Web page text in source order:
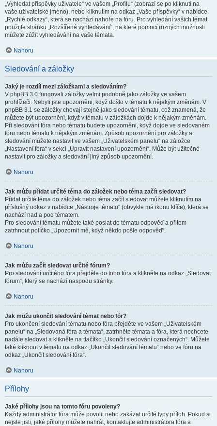
„Vyhledat příspěvky uživatele“ ve vašem „Profilu“ (zobrazí se po kliknutí na
vaše uživatelské jméno), nebo kliknutím na odkaz „Vaše příspěvky“ v nabídce
„Rychlé odkazy“, která se nachází nahoře na fóru. Pro vyhledání vašich témat
použijte stránku „Rozšířené vyhledávání“, na které pomocí různých možnosti
můžete zúžit vyhledávání na vaše témata.
Nahoru
Sledování a záložky
Jaký je rozdíl mezi záložkami a sledováním?
V phpBB 3.0 fungovali záložky velmi podobně jako záložky ve vašem
prohlížeči. Nebyli jste upozorněni, když došlo v tématu k nějakým změnám. V
phpBB 3.1 se záložky chovají stejně jako sledování tématu, což znamená, že
můžete být upozorněni, když v tématu v záložkách dojde k nějakým změnám.
Při sledování fóra nebo tématu budete upozorněni, když dojde ve sledovaném
fóru nebo tématu k nějakým změnám. Způsob upozornění pro záložky a
sledování můžete nastavit ve vašem „Uživatelském panelu“ na záložce
„Nastavení fóra“ v sekci „Upravit nastavení upozornění“. Může být užitečné
nastavit pro záložky a sledování jiný způsob upozornění.
Nahoru
Jak můžu přidat určité téma do záložek nebo téma začít sledovat?
Přidat určité téma do záložek nebo téma začít sledovat můžete kliknutím na
příslušný odkaz v nabídce „Nástroje tématu“ (obvykle má ikonu klíče), která se
nachází nad a pod tématem.
Pro sledování tématu můžete také poslat do tématu odpověď a přitom
zatrhnout políčko „Upozornit mě, když někdo pošle odpověď“.
Nahoru
Jak můžu začít sledovat určité fórum?
Pro sledování určitého fóra přejděte do toho fóra a klikněte na odkaz „Sledovat
fórum“, který se nachází naspodu stránky.
Nahoru
Jak můžu ukončit sledování témat nebo fór?
Pro ukončení sledování tématu nebo fóra přejděte ve vašem „Uživatelském
panelu“ na „Sledovaná fóra a témata“, zatrhněte témata a fóra, která nechcete
nadále sledovat a klikněte na tlačítko „Ukončit sledování označených“. Můžete
také kliknout v tématu na odkaz „Ukončit sledování tématu“ nebo ve fóru na
odkaz „Ukončit sledování fóra“.
Nahoru
Přílohy
Jaké přílohy jsou na tomto fóru povoleny?
Každý administrátor fóra může povolit nebo zakázat určité typy příloh. Pokud si
nejste jisti, jaké přílohy můžete nahrát, kontaktujte administrátora fóra a